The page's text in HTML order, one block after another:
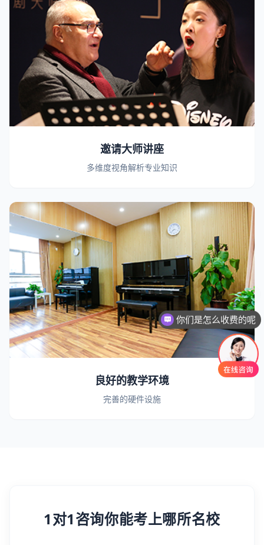
邀请大师讲座
多维度视角解析专业知识
良好的教学环境
完善的硬件设施
1对1咨询你能考上哪所名校
你们是怎么收费的呢